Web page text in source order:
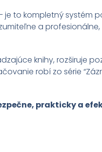
je to kompletný
a
knihy, rozširuje
robí zo série
prakticky a